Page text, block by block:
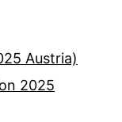
Austria)
2025